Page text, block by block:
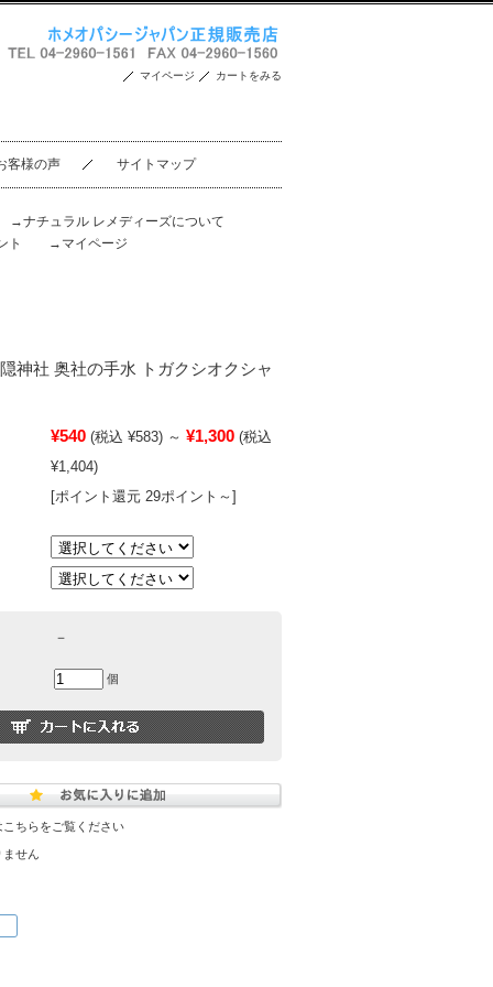
マイページ カートをみる
客様の声 サイトマップ
→ナチュラル レメディーズについて
ト
→マイページ
神社 奥社の手水 トガクシオクシャ
¥540 (税込 ¥583) ～ ¥1,300 (税込
¥1,404)
[ポイント還元 29ポイント～]
－
個
ちらをご覧ください
ません